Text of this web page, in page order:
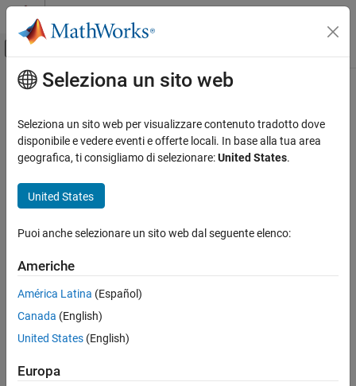
Vai al contenuto
Attiva/disattiva menu di navigazione
Pagina iniziale della documentazione
Simulink Check
Model Simplification with Dependency
SLSlicerAPI.ParameterDependence Class
ON THIS PAGE
Creation
Properties
Contenuto principale
SLSlicerAPI.ParameterDependence
Class
Namespace:SLSlicerAPI
Class to determine the impact of parameters on a
expand all in page
TheSLSlicerAPI.ParameterDependenceclass displays the
dependency between parameters and the model from the
MATLAB
command line. You can use
Seleziona un sito web
Seleziona un sito web per visualizzare contenuto tradotto dove
disponibile e vedere eventi e offerte locali. In base alla tua area
geografica, ti consigliamo di selezionare:United States.
United States
Puoi anche selezionare un sito web dal seguente elenco:
Americhe
América Latina (Español)
Canada (English)
United States (English)
Europa